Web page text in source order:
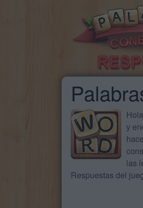
y
las
Respuestas del